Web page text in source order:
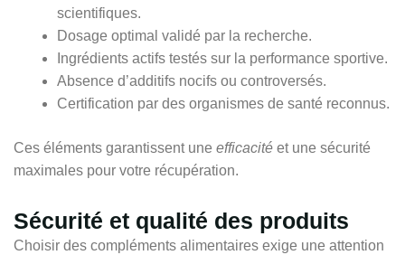
scientifiques.
Dosage optimal validé par la recherche.
Ingrédients actifs testés sur la performance sportive.
Absence d’additifs nocifs ou controversés.
Certification par des organismes de santé reconnus.
Ces éléments garantissent une efficacité et une sécurité
maximales pour votre récupération.
Sécurité et qualité des produits
Choisir des compléments alimentaires exige une attention